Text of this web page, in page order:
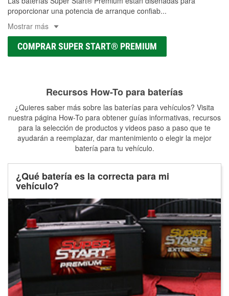
proporcionar una potencia de arranque confiab...
Mostrar más
COMPRAR SUPER START® PREMIUM
Recursos How-To para baterías
¿Quieres saber más sobre las baterías para vehículos? Visita
nuestra página How-To para obtener guías informativas, recursos
para la selección de productos y videos paso a paso que te
ayudarán a reemplazar, dar mantenimiento o elegir la mejor
batería para tu vehículo.
¿Qué batería es la correcta para mi
vehículo?